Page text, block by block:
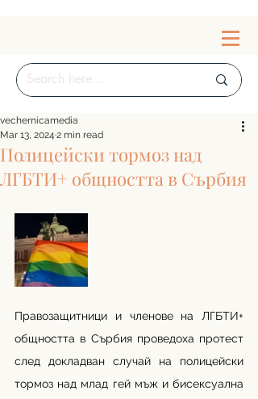
Полицейски тормоз над
ЛГБТИ+ общността в Сърбия
vechernicamedia
Mar 13, 2024 2 min read
Правозащитници и членове на ЛГБТИ+
общността в Сърбия проведоха протест
след докладван случай на полицейски
тормоз над млад гей мъж и бисексуална